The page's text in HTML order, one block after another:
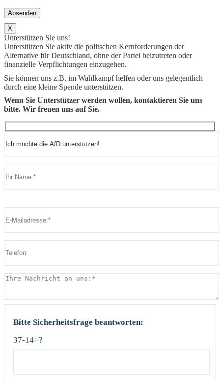
X
Unterstützen Sie uns!
Unterstützen Sie aktiv die politschen Kernforderungen der
Alternative für Deutschland, ohne der Partei beizutreten oder
finanzielle Verpflichtungen einzugehen.
Sie können uns z.B. im Wahlkampf helfen oder uns gelegentlich
durch eine kleine Spende unterstützen.
Wenn Sie Unterstützer werden wollen, kontaktieren Sie uns
bitte. Wir freuen uns auf Sie.
Bitte lasse dieses Feld leer.
Bitte Sicherheitsfrage beantworten:
37-14=?